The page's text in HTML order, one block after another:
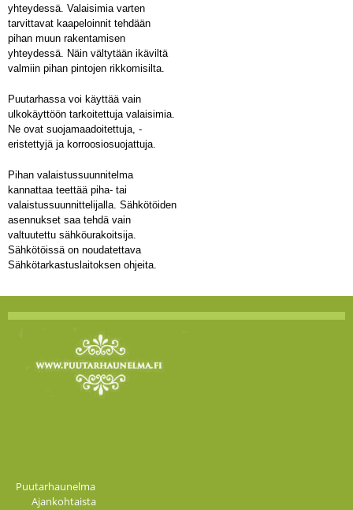
yhteydessä. Valaisimia varten
tarvittavat kaapeloinnit tehdään
pihan muun rakentamisen
yhteydessä. Näin vältytään ikäviltä
valmiin pihan pintojen rikkomisilta.
Puutarhassa voi käyttää vain
ulkokäyttöön tarkoitettuja valaisimia.
Ne ovat suojamaadoitettuja, -
eristettyjä ja korroosiosuojattuja.
Pihan valaistussuunnitelma
kannattaa teettää piha- tai
valaistussuunnittelijalla. Sähkötöiden
asennukset saa tehdä vain
valtuutettu sähköurakoitsija.
Sähkötöissä on noudatettava
Sähkötarkastuslaitoksen ohjeita.
Puutarhaunelma
Ajankohtaista